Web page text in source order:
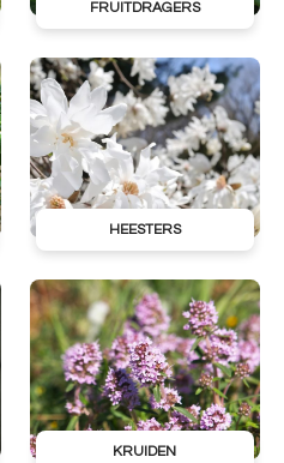
FRUITDRAGERS
HEESTERS
KRUIDEN